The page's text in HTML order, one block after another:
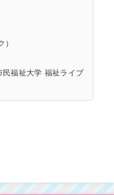
民福祉大学 福祉ライブ